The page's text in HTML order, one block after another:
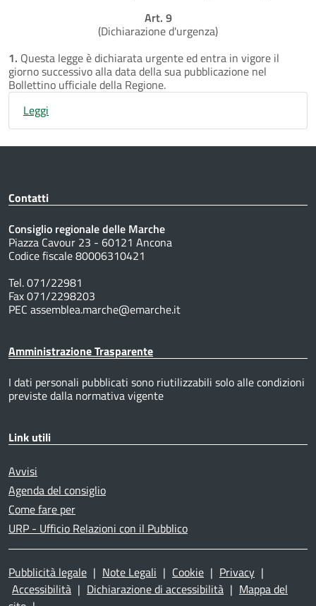
Art. 9
(Dichiarazione d'urgenza)
1. Questa legge è dichiarata urgente ed entra in vigore il
giorno successivo alla data della sua pubblicazione nel
Bollettino ufficiale della Regione.
Leggi
Contatti
Consiglio regionale delle Marche
Piazza Cavour 23 - 60121 Ancona
Codice fiscale 80006310421
Tel. 071/22981
Fax 071/2298203
PEC assemblea.marche@emarche.it
Amministrazione Trasparente
I dati personali pubblicati sono riutilizzabili solo alle condizioni
previste dalla normativa vigente
Link utili
Avvisi
Agenda del consiglio
Come fare per
URP - Ufficio Relazioni con il Pubblico
Pubblicità legale | Note Legali | Cookie | Privacy |
Accessibilità | Dichiarazione di accessibilità | Mappa del